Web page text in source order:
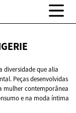
diversidade que alia
Peças desenvolvidas
mulher contemporânea
e na moda íntima